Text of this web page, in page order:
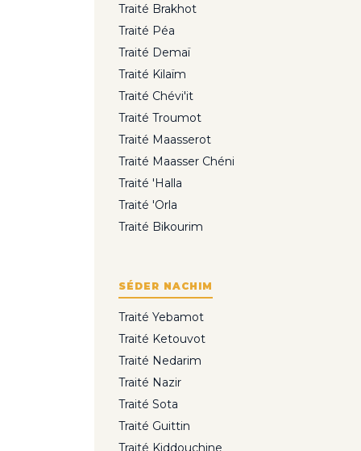
Traité Brakhot
Traité Péa
Traité Demaï
Traité Kilaïm
Traité Chévi'it
Traité Troumot
Traité Maasserot
Traité Maasser Chéni
Traité 'Halla
Traité 'Orla
Traité Bikourim
SÉDER NACHIM
Traité Yebamot
Traité Ketouvot
Traité Nedarim
Traité Nazir
Traité Sota
Traité Guittin
Traité Kiddouchine